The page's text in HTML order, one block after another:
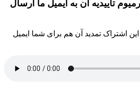
تاییدیه آن به ایمیل ما ارسال
اشتراک تمدید آن هم برای شما ایمیل